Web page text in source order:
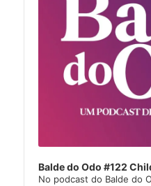
Balde do Odo #122
No podcast do Balde do